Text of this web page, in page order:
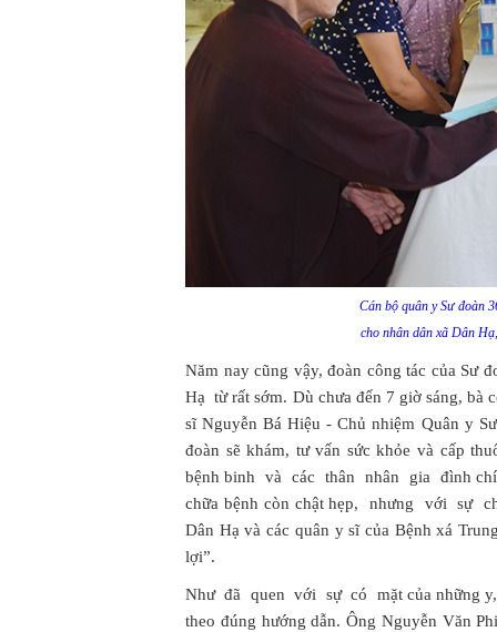
Cán bộ quân y Sư đoàn
cho nhân dân xã Dân
Năm nay cũng vậy, đoàn công tác của
Hạ từ rất sớm. Dù chưa đến 7 giờ sáng, bà
sĩ Nguyễn Bá Hiệu - Chủ nhiệm Quân y
đoàn sẽ khám, tư vấn sức khỏe và cấp
bệnh binh và các thân nhân gia đình
chữa bệnh còn chật hẹp, nhưng với sự
Dân Hạ và các quân y sĩ của Bệnh xá
lợi”.
Như đã quen với sự có mặt của những y,
theo đúng hướng dẫn. Ông Nguyễn Văn